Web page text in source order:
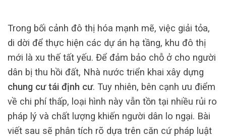
Trong bối cảnh đô thị hóa mạnh mẽ, việc giải tỏa,
di dời để thực hiện các dự án hạ tầng, khu đô thị
mới là xu thế tất yếu. Để đảm bảo chỗ ở cho người
dân bị thu hồi đất, Nhà nước triển khai xây dựng
chung cư tái định cư. Tuy nhiên, bên cạnh ưu điểm
về chi phí thấp, loại hình này vẫn tồn tại nhiều rủi ro
pháp lý và chất lượng khiến người dân lo ngại. Bài
viết sau sẽ phân tích rõ dựa trên căn cứ pháp luật